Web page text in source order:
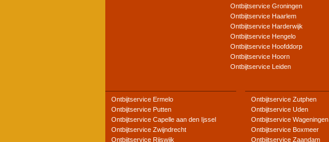
Ontbijtservice Groningen
Ontbijtservice Haarlem
Ontbijtservice Harderwijk
Ontbijtservice Hengelo
Ontbijtservice Hoofddorp
Ontbijtservice Hoorn
Ontbijtservice Leiden
Ontbijtservice Ermelo
Ontbijtservice Putten
Ontbijtservice Capelle aan den Ijssel
Ontbijtservice Zwijndrecht
Ontbijtservice Rijswijk
Ontbijtservice Zutphen
Ontbijtservice Uden
Ontbijtservice Wageningen
Ontbijtservice Boxmeer
Ontbijtservice Zaandam